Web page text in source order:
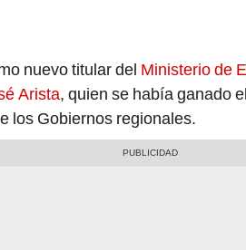
nuevo titular del Ministerio de
Arista, quien se había ganado
los Gobiernos regionales.